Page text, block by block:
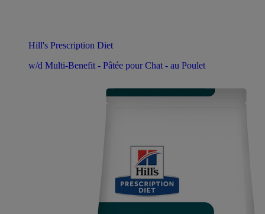
Hill's Prescription Diet
w/d Multi-Benefit - Pâtée pour Chat - au Poulet